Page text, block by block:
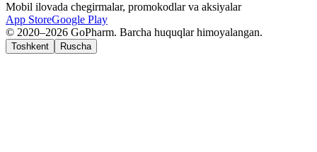
Mobil ilovada chegirmalar, promokodlar va aksiyalar
App StoreGoogle Play
© 2020–2026 GoPharm. Barcha huquqlar himoyalangan.
Toshkent Ruscha